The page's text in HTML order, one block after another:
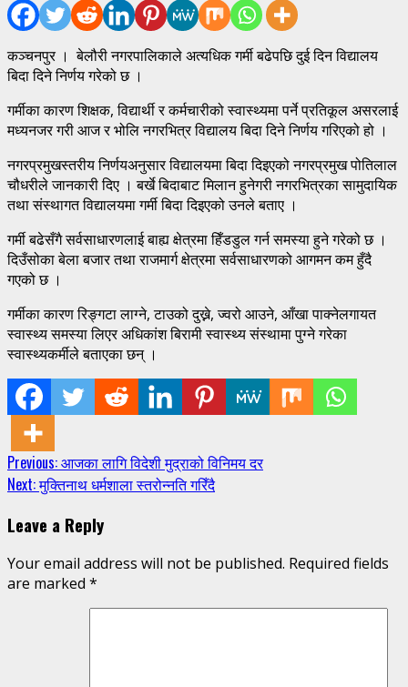
कञ्चनपुर । बेलौरी नगरपालिकाले अत्यधिक गर्मी बढेपछि दुई दिन विद्यालय
बिदा दिने निर्णय गरेको छ ।
गर्मीका कारण शिक्षक, विद्यार्थी र कर्मचारीको स्वास्थ्यमा पर्ने प्रतिकूल असरलाई
मध्यनजर गरी आज र भोलि नगरभित्र विद्यालय बिदा दिने निर्णय गरिएको हो ।
नगरप्रमुखस्तरीय निर्णयअनुसार विद्यालयमा बिदा दिइएको नगरप्रमुख पोतिलाल
चौधरीले जानकारी दिए । बर्खे बिदाबाट मिलान हुनेगरी नगरभित्रका सामुदायिक
तथा संस्थागत विद्यालयमा गर्मी बिदा दिइएको उनले बताए ।
गर्मी बढेसँगै सर्वसाधारणलाई बाह्य क्षेत्रमा हिँडडुल गर्न समस्या हुने गरेको छ ।
दिउँसोका बेला बजार तथा राजमार्ग क्षेत्रमा सर्वसाधारणको आगमन कम हुँदै
गएको छ ।
गर्मीका कारण रिङ्गटा लाग्ने, टाउको दुख्ने, ज्वरो आउने, आँखा पाक्नेलगायत
स्वास्थ्य समस्या लिएर अधिकांश बिरामी स्वास्थ्य संस्थामा पुग्ने गरेका
स्वास्थ्यकर्मीले बताएका छन् ।
Continue
Reading
Previous:आजका लागि विदेशी मुद्राको विनिमय दर
Next:मुक्तिनाथ धर्मशाला स्तरोन्नति गरिँदै
Leave a Reply
Your email address will not be published. Required fields
are marked *